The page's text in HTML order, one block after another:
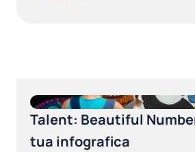
Talent: Beautiful
tua infografica